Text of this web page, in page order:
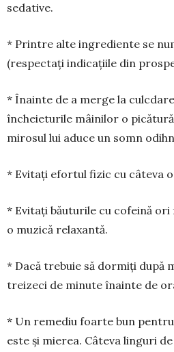
sedative.
* Printre alte ingrediente se
(respectați indicațiile din
* Înainte de a merge la
încheieturile mâinilor o
mirosul lui aduce un somn
* Evitați efortul fizic cu câteva
* Evitați băuturile cu cofeină
o muzică relaxantă.
* Dacă trebuie să dormiți după
treizeci de minute înainte de
* Un remediu foarte bun
este și mierea. Câteva lin­guri